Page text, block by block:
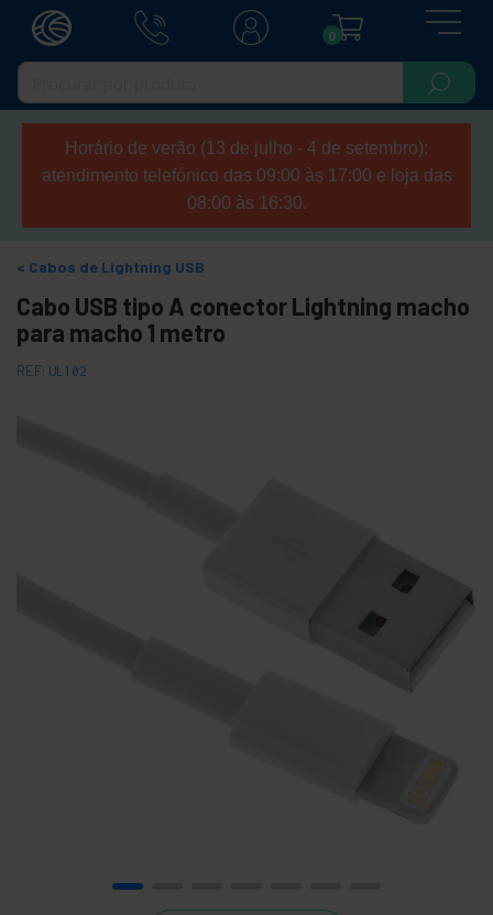
0
Horário de verão (13 de julho - 4 de setembro):
atendimento telefónico das 09:00 às 17:00 e loja das
08:00 às 16:30.
Cabos de Lightning USB
Cabo USB tipo A conector Lightning macho
para macho 1 metro
REF: UL102